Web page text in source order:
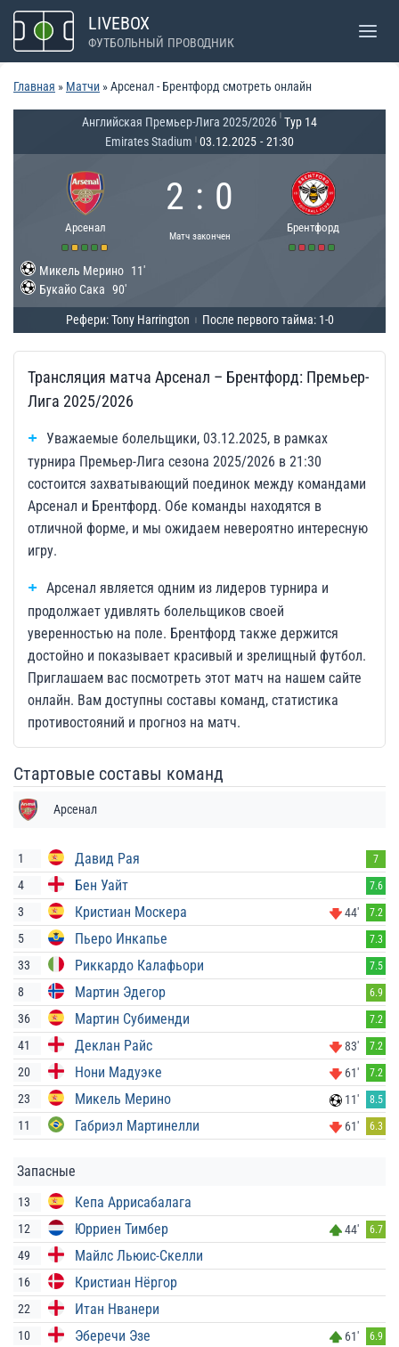
Перейти
содержимому
LIVEBOX
ФУТБОЛЬНЫЙ ПРОВОДНИК
Главная » Матчи »Арсенал - Брентфорд смотреть онлайн
Английская Премьер-Лига 2025/2026 Тур 14
Emirates Stadium 03.12.2025 - 21:30
Арсенал
2 : 0
Матч закончен
Брентфорд
Микель Мерино 11'
Букайо Сака 90'
Рефери: Tony Harrington После первого тайма: 1-0
Трансляция матча Арсенал – Брентфорд: Премьер-
Лига 2025/2026
Уважаемые болельщики, 03.12.2025, в рамках
турнира Премьер-Лига сезона 2025/2026 в 21:30
состоится захватывающий поединок между командами
Арсенал и Брентфорд. Обе команды находятся в
отличной форме, и мы ожидаем невероятно интересную
игру.
Арсенал является одним из лидеров турнира и
продолжает удивлять болельщиков своей
уверенностью на поле. Брентфорд также держится
достойно и показывает красивый и зрелищный футбол.
Приглашаем вас посмотреть этот матч на нашем сайте
онлайн. Вам доступны составы команд, статистика
противостояний и прогноз на матч.
Стартовые составы команд
Арсенал
1 Давид Рая 7
4 Бен Уайт 7.6
3 Кристиан Москера 44' 7.2
5 Пьеро Инкапье 7.3
33 Риккардо Калафьори 7.5
8 Мартин Эдегор 6.9
36 Мартин Субименди 7.2
41 Деклан Райс 83' 7.2
20 Нони Мадуэке 61' 7.2
23 Микель Мерино 11' 8.5
11 Габриэл Мартинелли 61' 6.3
Запасные
13 Кепа Аррисабалага
12 Юрриен Тимбер 44' 6.7
49 Майлс Льюис-Скелли
16 Кристиан Нёргор
22 Итан Нванери
10 Эберечи Эзе 61' 6.9